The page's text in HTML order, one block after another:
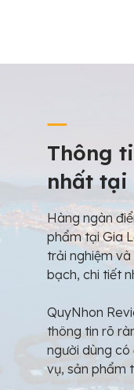
Thông
nhất tại
Hàng ngàn
phẩm tại Gia
trải nghiệm
bạch, chi tiết
QuyNhon
thông tin rõ
người dùng có
vụ, sản phẩm